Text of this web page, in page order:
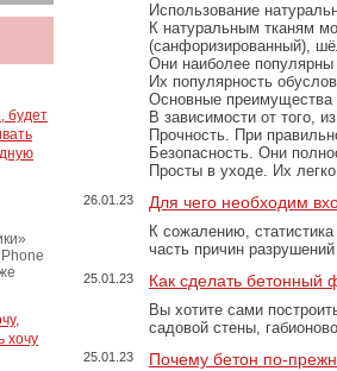
Использование
К натуральным тканям
(санфоризированный),
Они наиболее популярны
Их популярность
Основные преимущества
В зависимости от того,
Прочность. При
Безопасность. Они
Просты в уходе. Их
26.01.23 Для чего необходим
К сожалению,
часть причин
25.01.23 Как сделать бетонный
Вы хотите сами
садовой стены,
25.01.23
Почему бетон по-
будет
хочу